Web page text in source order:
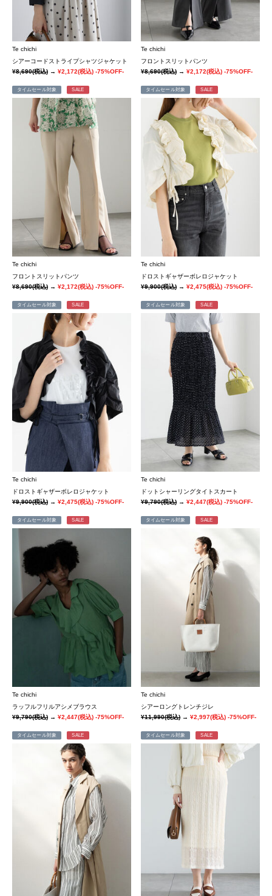
Te chichi
シアーコードストライプシャツジャケット
¥8,690(税込) → ¥2,172(税込) -75%OFF-
Te chichi
フロントスリットパンツ
¥8,690(税込)→¥2,172(税込) -75%OFF-
タイムセール対象 SALE
Te chichi
フロントスリットパンツ
¥8,690(税込) → ¥2,172(税込) -75%OFF-
タイムセール対象 SALE
Te chichi
ドロストギャザーボレロジャケット
¥9,900(税込)→¥2,475(税込) -75%OFF-
タイムセール対象 SALE
Te chichi
ドロストギャザーボレロジャケット
¥9,900(税込) → ¥2,475(税込) -75%OFF-
タイムセール対象 SALE
Te chichi
ドットシャーリングタイトスカート
¥9,790(税込)→¥2,447(税込) -75%OFF-
タイムセール対象 SALE
Te chichi
ラッフルフリルアシメブラウス
¥9,790(税込) → ¥2,447(税込) -75%OFF-
タイムセール対象 SALE
Te chichi
シアーロングトレンチジレ
¥11,990(税込)→¥2,997(税込) -75%OFF-
タイムセール対象 SALE タイムセール対象 SALE